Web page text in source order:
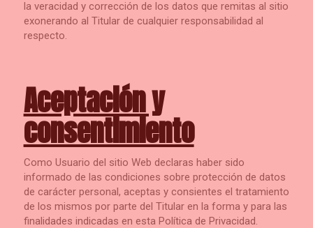
la veracidad y corrección de los datos que remitas al sitio
exonerando al Titular de cualquier responsabilidad al
respecto.
Aceptación y
consentimiento
Como Usuario del sitio Web declaras haber sido
informado de las condiciones sobre protección de datos
de carácter personal, aceptas y consientes el tratamiento
de los mismos por parte del Titular en la forma y para las
finalidades indicadas en esta Política de Privacidad.